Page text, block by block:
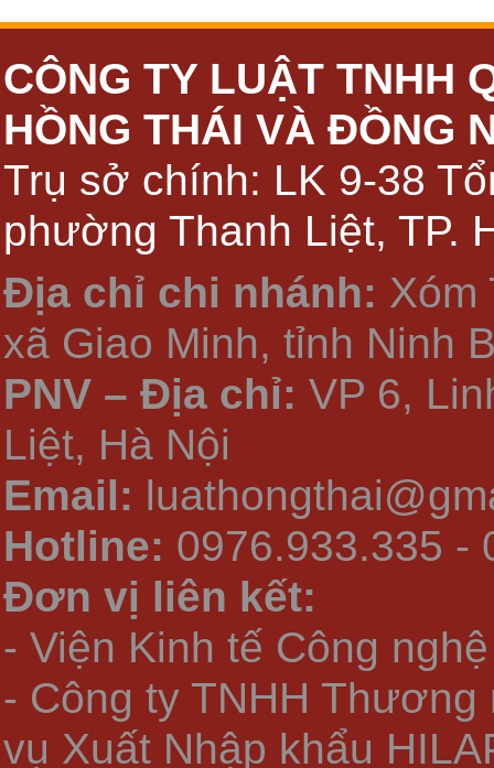
CÔNG TY LUẬT TNHH
HỒNG THÁI VÀ ĐỒNG
Trụ sở chính: LK 9-38
phường Thanh Liệt, TP.
Địa chỉ chi nhánh: Xóm
xã Giao Minh, tỉnh Ninh
PNV – Địa chỉ: VP 6,
Liệt, Hà Nội
Email:
Hotline: 0976.933.335 -
Đơn vị liên kết:
- Viện Kinh tế Công
- Công ty TNHH Thương
vụ Xuất Nhập khẩu